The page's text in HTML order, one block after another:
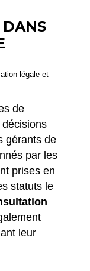
DANS
légale et
de
gérants de
par les
prises en
statuts le
leur